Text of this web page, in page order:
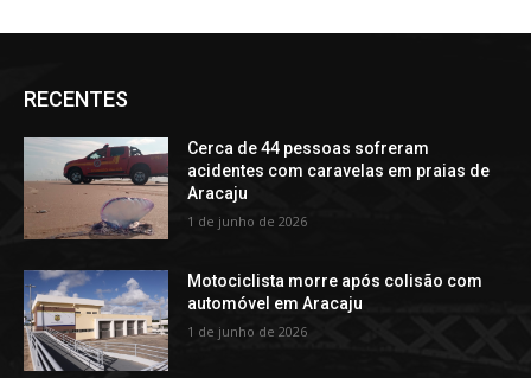
RECENTES
Cerca de 44 pessoas sofreram
acidentes com caravelas em praias de
Aracaju
1 de junho de 2026
Motociclista morre após colisão com
automóvel em Aracaju
1 de junho de 2026